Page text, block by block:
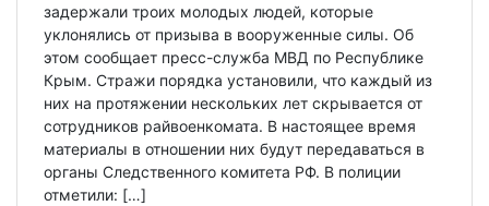
задержали троих молодых людей, которые
уклонялись от призыва в вооруженные силы. Об
этом сообщает пресс-служба МВД по Республике
Крым. Стражи порядка установили, что каждый из
них на протяжении нескольких лет скрывается от
сотрудников райвоенкомата. В настоящее время
материалы в отношении них будут передаваться в
органы Следственного комитета РФ. В полиции
отметили: […]